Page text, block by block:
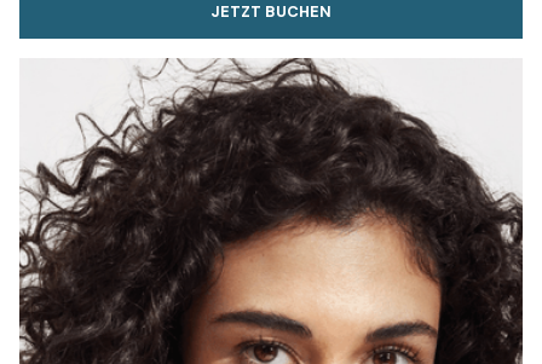
JETZT BUCHEN